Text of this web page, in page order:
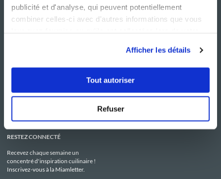
publicité et d'analyse, qui peuvent potentiellement
combiner celles-ci avec d'autres informations que vous
Afficher les détails
Tout autoriser
Refuser
Le Mag'
Boutique
C.G.U
Politique de confidentialité
Utilisation des Cookies
RESTEZ CONNECTÉ
Recevez chaque semaine un
concentré d'inspiration cuilinaire !
Inscrivez-vous à la Miamletter.